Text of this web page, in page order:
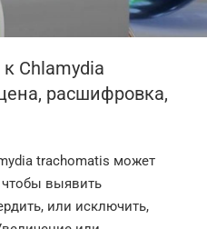
Chlamydia
расшифровка,
trachomatis может
чтобы выявить
или исключить,